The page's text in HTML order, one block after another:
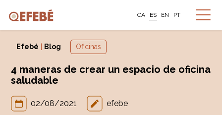
CA ES EN PT
Efebé Blog Oficinas
4 maneras de crear un espacio de oficina
saludable
02/08/2021 efebe